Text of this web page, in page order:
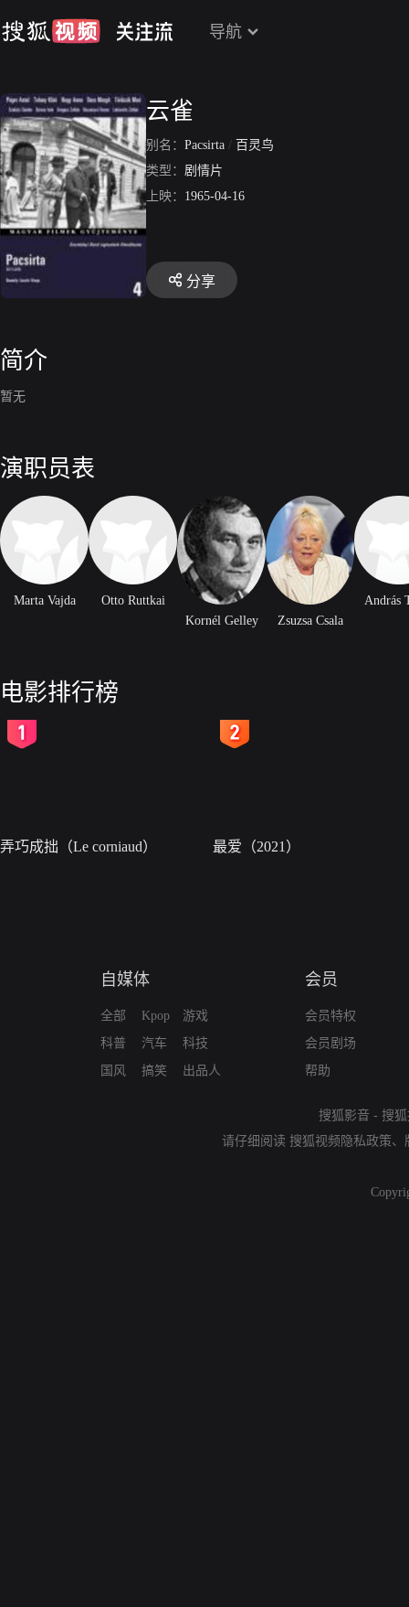
导航
云雀
别名： Pacsirta / 百灵鸟
类型： 剧情片
上映： 1965-04-16
分享
简介
暂无
演职员表
Marta Vajda
Otto Ruttkai
Kornél Gelley
Zsuzsa Csala
András
电影排行榜
弄巧成拙（Le corniaud） 最爱（2021）
自媒体
全部
科普
国风
Kpop
汽车
搞笑
游戏
科技
出品人
会员
会员特权
会员剧场
帮助
搜狐影音 - 搜
请仔细阅读 搜狐视频隐私政策、